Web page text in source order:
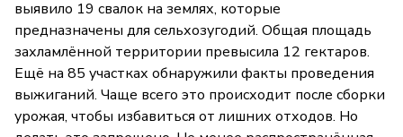
выявило 19 свалок на землях, которые
предназначены для сельхозугодий. Общая площадь
захламлённой территории превысила 12 гектаров.
Ещё на 85 участках обнаружили факты проведения
выжиганий. Чаще всего это происходит после сборки
урожая, чтобы избавиться от лишних отходов. Но